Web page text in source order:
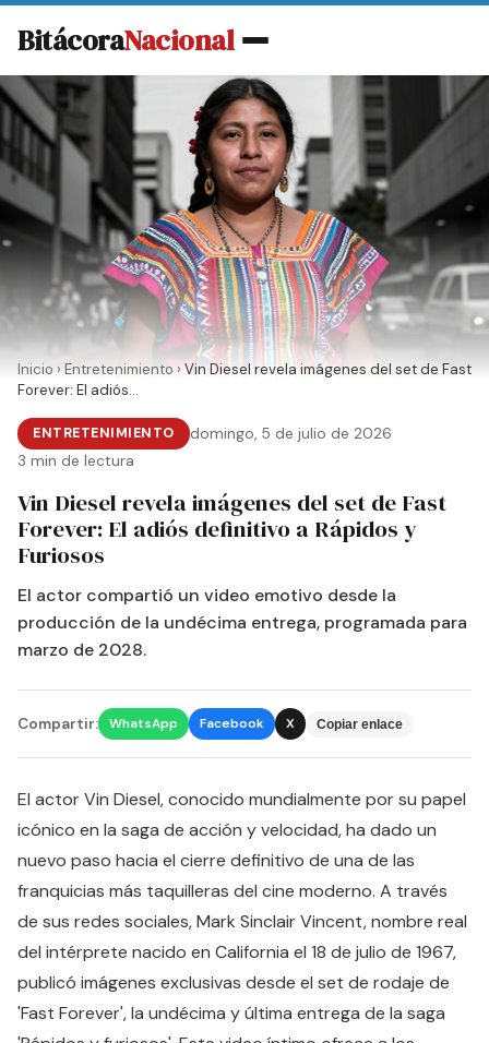
BitácoraNacional
Inicio › Entretenimiento › Vin Diesel revela imágenes del set de Fast
Forever: El adiós...
ENTRETENIMIENTO
domingo, 5 de julio de 2026
3 min de lectura
Vin Diesel revela imágenes del set de Fast
Forever: El adiós definitivo a Rápidos y
Furiosos
El actor compartió un video emotivo desde la
producción de la undécima entrega, programada para
marzo de 2028.
Compartir: WhatsApp Facebook X Copiar enlace
El actor Vin Diesel, conocido mundialmente por su papel
icónico en la saga de acción y velocidad, ha dado un
nuevo paso hacia el cierre definitivo de una de las
franquicias más taquilleras del cine moderno. A través
de sus redes sociales, Mark Sinclair Vincent, nombre real
del intérprete nacido en California el 18 de julio de 1967,
publicó imágenes exclusivas desde el set de rodaje de
'Fast Forever', la undécima y última entrega de la saga